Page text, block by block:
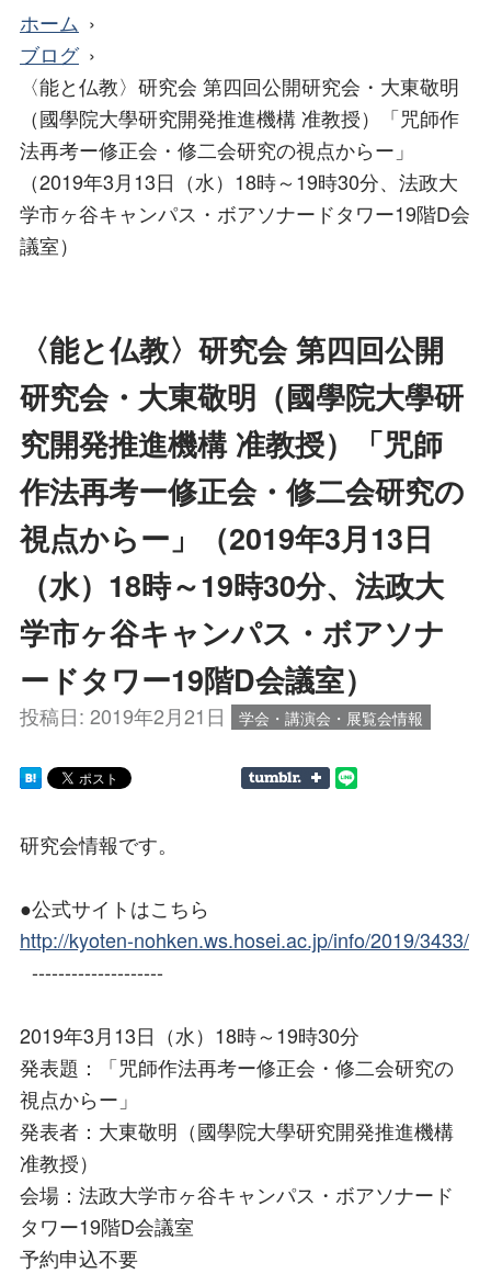
ホーム
ブログ
〈能と仏教〉研究会 第四回公開研究会・大東敬明
（國學院大學研究開発推進機構 准教授）「咒師作
法再考ー修正会・修二会研究の視点からー」
（2019年3月13日（水）18時～19時30分、法政大
学市ヶ谷キャンパス・ボアソナードタワー19階D会
議室）
〈能と仏教〉研究会 第四回公開
研究会・大東敬明（國學院大學研
究開発推進機構 准教授）「咒師
作法再考ー修正会・修二会研究の
視点からー」（2019年3月13日
（水）18時～19時30分、法政大
学市ヶ谷キャンパス・ボアソナ
ードタワー19階D会議室）
投稿日: 2019年2月21日 学会・講演会・展覧会情報
研究会情報です。
●公式サイトはこちら
http://kyoten-nohken.ws.hosei.ac.jp/info/2019/3433/
--------------------
2019年3月13日（水）18時～19時30分
発表題：「咒師作法再考ー修正会・修二会研究の
視点からー」
発表者：大東敬明（國學院大學研究開発推進機構
准教授）
会場：法政大学市ヶ谷キャンパス・ボアソナード
タワー19階D会議室
予約申込不要